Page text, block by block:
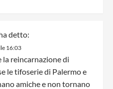
detto:
16:03
la reincarnazione di
le tifoserie di Palermo e
amiche e non tornano